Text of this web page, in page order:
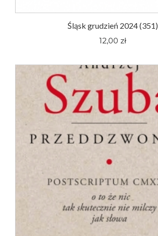
Śląsk grudzień 2024 (351)
12,00 zł